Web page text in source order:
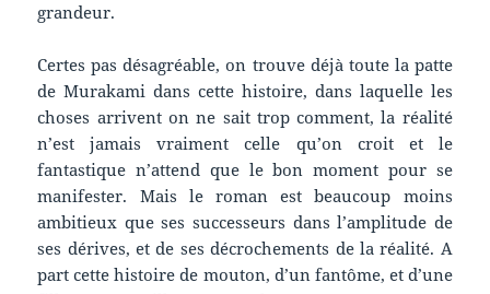
grandeur.
Certes pas désagréable, on trouve déjà toute la patte
de Murakami dans cette histoire, dans laquelle les
choses arrivent on ne sait trop comment, la réalité
n’est jamais vraiment celle qu’on croit et le
fantastique n’attend que le bon moment pour se
manifester. Mais le roman est beaucoup moins
ambitieux que ses successeurs dans l’amplitude de
ses dérives, et de ses décrochements de la réalité. A
part cette histoire de mouton, d’un fantôme, et d’une